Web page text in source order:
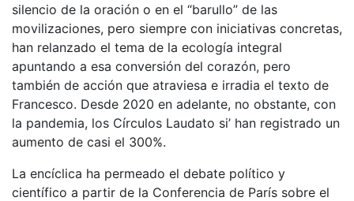
silencio de la oración o en el “barullo” de las
movilizaciones, pero siempre con iniciativas concretas,
han relanzado el tema de la ecología integral
apuntando a esa conversión del corazón, pero
también de acción que atraviesa e irradia el texto de
Francesco. Desde 2020 en adelante, no obstante, con
la pandemia, los Círculos Laudato si’ han registrado un
aumento de casi el 300%.
La encíclica ha permeado el debate político y
científico a partir de la Conferencia de París sobre el